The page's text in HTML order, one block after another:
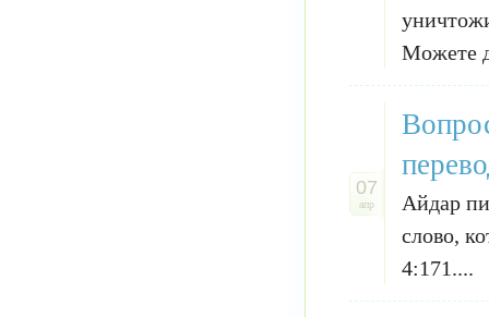
Можете
07
апр
Айдар
слово,
4:171....